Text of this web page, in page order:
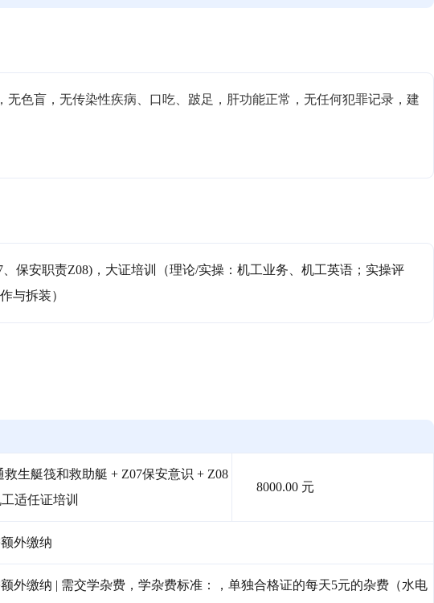
无色盲，无传染性疾病、口吃、跛足，肝功能正常，无任何犯罪记录，建
保安职责Z08)，大证培训（理论/实操：机工业务、机工英语；实操评
与拆装）
救生艇筏和救助艇 + Z07保安意识 + Z08
适任证培训
8000.00 元
外缴纳
外缴纳 | 需交学杂费，学杂费标准：，单独合格证的每天5元的杂费（水电